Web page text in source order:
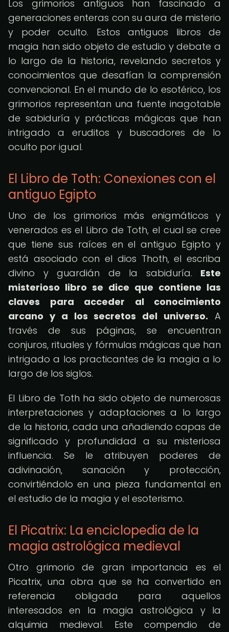
Los grimorios antiguos han fascinado a
generaciones enteras con su aura de misterio
y poder oculto. Estos antiguos libros de
magia han sido objeto de estudio y debate a
lo largo de la historia, revelando secretos y
conocimientos que desafían la comprensión
convencional. En el mundo de lo esotérico, los
grimorios representan una fuente inagotable
de sabiduría y prácticas mágicas que han
intrigado a eruditos y buscadores de lo
oculto por igual.
El Libro de Toth: Conexiones con el
antiguo Egipto
Uno de los grimorios más enigmáticos y
venerados es el Libro de Toth, el cual se cree
que tiene sus raíces en el antiguo Egipto y
está asociado con el dios Thoth, el escriba
divino y guardián de la sabiduría. Este
misterioso libro se dice que contiene las
claves para acceder al conocimiento
arcano y a los secretos del universo. A
través de sus páginas, se encuentran
conjuros, rituales y fórmulas mágicas que han
intrigado a los practicantes de la magia a lo
largo de los siglos.
El Libro de Toth ha sido objeto de numerosas
interpretaciones y adaptaciones a lo largo
de la historia, cada una añadiendo capas de
significado y profundidad a su misteriosa
influencia. Se le atribuyen poderes de
adivinación, sanación y protección,
convirtiéndolo en una pieza fundamental en
el estudio de la magia y el esoterismo.
El Picatrix: La enciclopedia de la
magia astrológica medieval
Otro grimorio de gran importancia es el
Picatrix, una obra que se ha convertido en
referencia obligada para aquellos
interesados en la magia astrológica y la
alquimia medieval. Este compendio de